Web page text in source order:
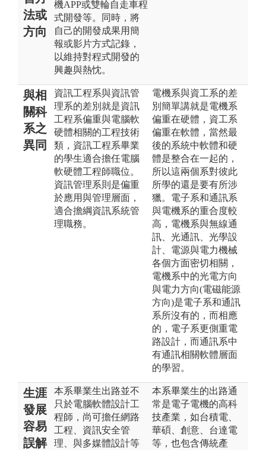
法或
方向
機APP或雙輪自走車程
式開發等。同時，將
自己的開發成果用簡
報或影片方式記錄，
以維持對程式開發的
興趣與熱忱。
與相
關科
系之
異同
資訊工程系與資訊管
理系的差別就是資訊
工程系偏重與電腦軟
硬體相關的工程技術
類，資訊工程系畢業
的學生適合擔任電腦
軟硬體工程師職位。
資訊管理系則是偏重
於應用與管理層面，
適合擔綱資訊系統管
理職務。
電機系與資工系的差
別簡單講就是電機系
偏重在硬體，資工系
偏重在軟體，當然最
後的系統中軟體和硬
體是整合在一起的，
所以這兩個系對彼此
所學的還是要有所涉
獵。電子系和通訊系
與電機系的重合度較
高，電機系與無線通
訊、光通訊、光學設
計、電源與電力機械
各個方面密切相關，
電機系中的光電方向
與電力方向(電磁能源
方向)是電子系和通訊
系所沒有的，而相應
的，電子系更側重電
路設計，而通訊系中
有通訊相關軟體層面
的學習。
生涯
發展
容易
誤解
本系畢業生出路並不
只於電腦軟體設計工
程師，尚可擔任網路
工程、資訊安全管
理、與多媒體設計等
本系畢業生的出路通
常是電子電機的高科
技產業，如台積電、
華碩、創意、台達電
等，也包含傳統產